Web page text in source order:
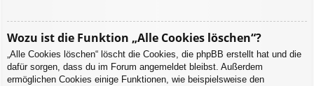
Wozu ist die Funktion „Alle Cookies löschen“?
„Alle Cookies löschen“ löscht die Cookies, die phpBB erstellt hat und die
dafür sorgen, dass du im Forum angemeldet bleibst. Außerdem
ermöglichen Cookies einige Funktionen, wie beispielsweise den